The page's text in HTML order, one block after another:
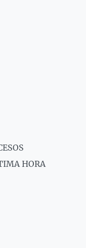
HORA